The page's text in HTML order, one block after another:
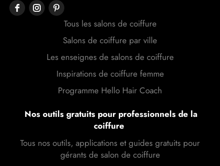
Tous les salons de coiffure
Salons de coiffure par ville
Les enseignes de salons de coiffure
Inspirations de coiffure femme
Programme Hello Hair Coach
Nos outils gratuits pour professionnels de la
coiffure
Tous nos outils, applications et guides gratuits pour
gérants de salon de coiffure